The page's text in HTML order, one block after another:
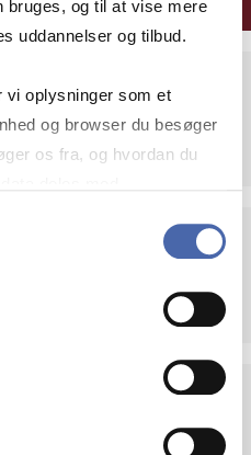
bruges, og til at vise mere
uddannelser og tilbud.
vi oplysninger som et
og browser du besøger
os fra, og hvordan du
selv - og kan altid trække
(LUF)